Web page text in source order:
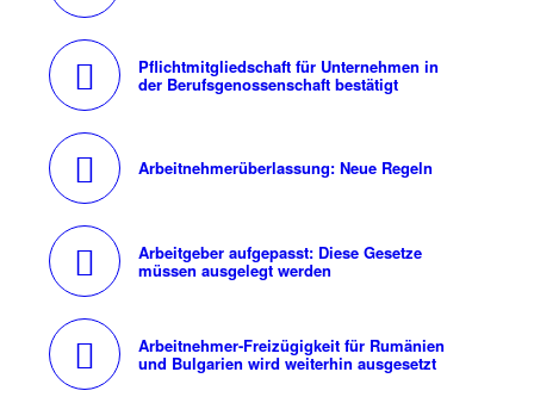
Pflichtmitgliedschaft für Unternehmen in
der Berufsgenossenschaft bestätigt
Arbeitnehmerüberlassung: Neue Regeln
Arbeitgeber aufgepasst: Diese Gesetze
müssen ausgelegt werden
Arbeitnehmer-Freizügigkeit für Rumänien
und Bulgarien wird weiterhin ausgesetzt